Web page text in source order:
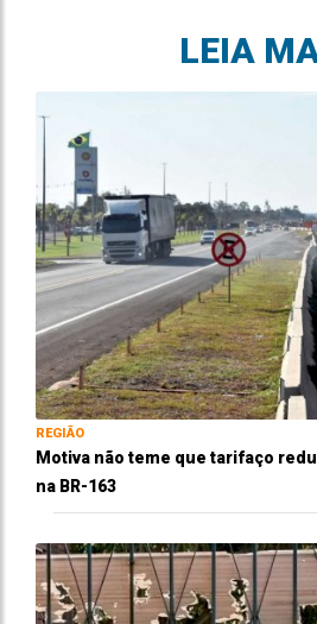
LEIA
REGIÃO
Motiva não teme que tarifaço
na BR-163